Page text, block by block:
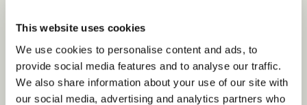
This website uses cookies
We use cookies to personalise content and ads, to
provide social media features and to analyse our traffic.
We also share information about your use of our site with
our social media, advertising and analytics partners who